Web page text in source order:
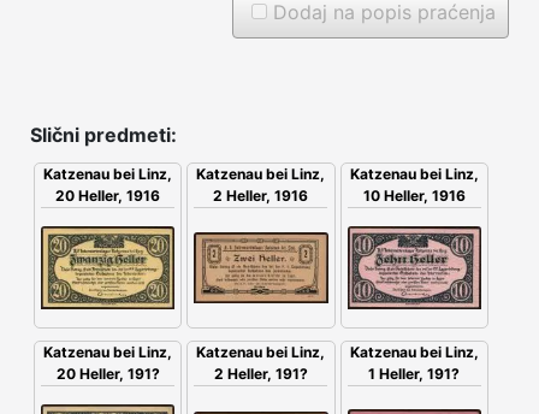
Dodaj na popis praćenja
Slični predmeti:
Katzenau bei Linz,
20 Heller, 1916
Katzenau bei Linz,
2 Heller, 1916
Katzenau bei Linz,
10 Heller, 1916
Katzenau bei Linz,
20 Heller, 191?
Katzenau bei Linz,
2 Heller, 191?
Katzenau bei Linz,
1 Heller, 191?